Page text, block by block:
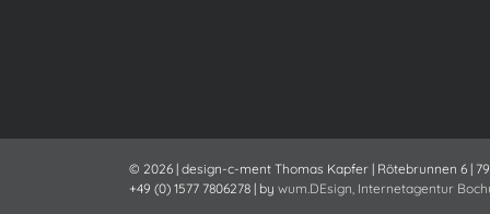
© 2026 | design-c-ment Thomas Kapfer | Rötebrunnen 6 |
+49 (0) 1577 7806278 | by wum.DEsign, Internetagentur